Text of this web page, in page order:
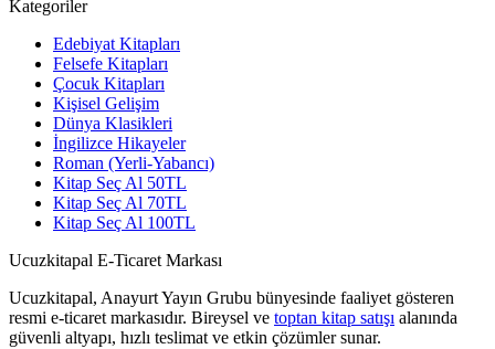
Kategoriler
Edebiyat Kitapları
Felsefe Kitapları
Çocuk Kitapları
Kişisel Gelişim
Dünya Klasikleri
İngilizce Hikayeler
Roman (Yerli-Yabancı)
Kitap Seç Al 50TL
Kitap Seç Al 70TL
Kitap Seç Al 100TL
Ucuzkitapal E-Ticaret Markası
Ucuzkitapal, Anayurt Yayın Grubu bünyesinde faaliyet gösteren
resmi e-ticaret markasıdır. Bireysel ve toptan kitap satışı alanında
güvenli altyapı, hızlı teslimat ve etkin çözümler sunar.